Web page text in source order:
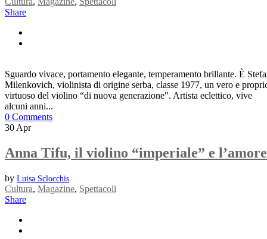
Share
Sguardo vivace, portamento elegante, temperamento brillante. È
Milenkovich, violinista di origine serba, classe 1977, un vero e
virtuoso del violino “di nuova generazione". Artista eclettico, vive
alcuni anni...
0 Comments
30 Apr
Anna Tifu, il violino “imperiale” e l’amore
by Luisa Sclocchis
Cultura, Magazine, Spettacoli
Share